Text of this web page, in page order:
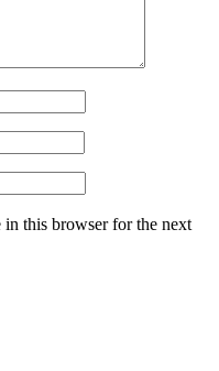
in this browser for the next